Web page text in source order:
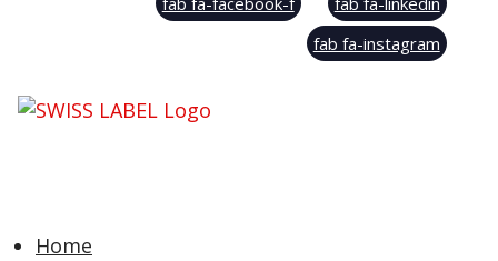
fab fa-instagram
Home